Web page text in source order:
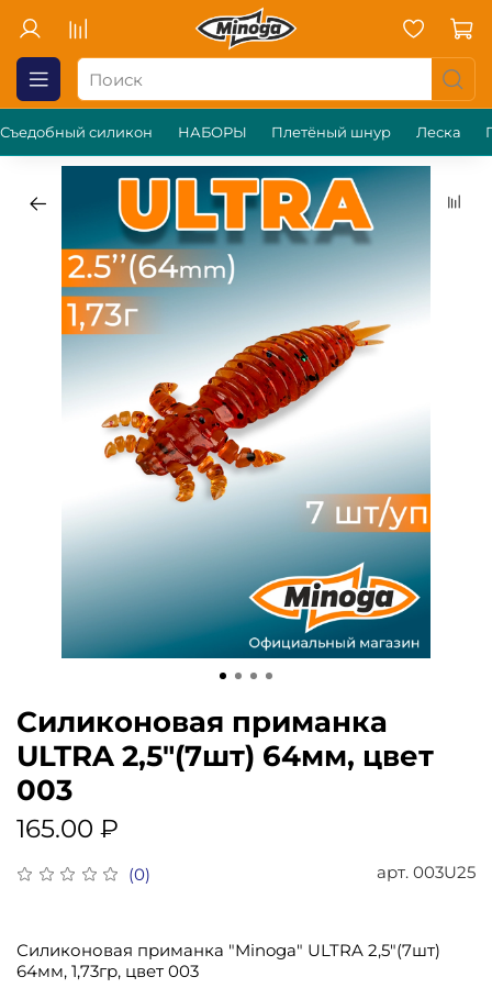
Съедобный силикон НАБОРЫ Плетёный шнур Леска
(0) арт. 003U25
Силиконовая приманка
ULTRA 2,5"(7шт) 64мм, цвет
003
165.00 ₽
Силиконовая приманка "Minoga" ULTRA 2,5"(7шт)
64мм, 1,73гр, цвет 003